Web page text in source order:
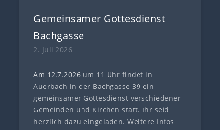
Gemeinsamer Gottesdienst
Bachgasse
2. Juli 2026
Am 12.7.2026 um 11 Uhr findet in
Auerbach in der Bachgasse 39 ein
gemeinsamer Gottesdienst verschiedener
Gemeinden und Kirchen statt. Ihr seid
herzlich dazu eingeladen. Weitere Infos